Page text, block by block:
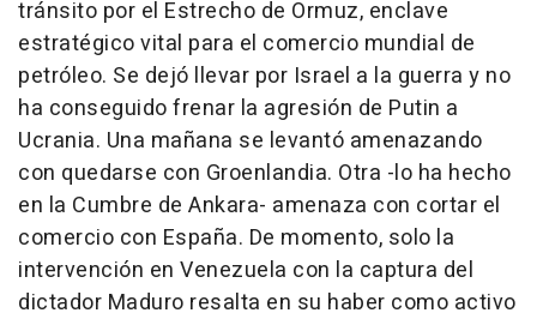
tránsito por el Estrecho de Ormuz, enclave
estratégico vital para el comercio mundial de
petróleo. Se dejó llevar por Israel a la guerra y no
ha conseguido frenar la agresión de Putin a
Ucrania. Una mañana se levantó amenazando
con quedarse con Groenlandia. Otra -lo ha hecho
en la Cumbre de Ankara- amenaza con cortar el
comercio con España. De momento, solo la
intervención en Venezuela con la captura del
dictador Maduro resalta en su haber como activo